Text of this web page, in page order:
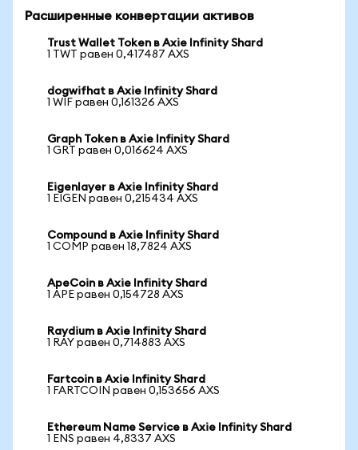
Расширенные конвертации активов
Trust Wallet Token в Axie Infinity Shard
1 TWT равен 0,417487 AXS
dogwifhat в Axie Infinity Shard
1 WIF равен 0,161326 AXS
Graph Token в Axie Infinity Shard
1 GRT равен 0,016624 AXS
Eigenlayer в Axie Infinity Shard
1 EIGEN равен 0,215434 AXS
Compound в Axie Infinity Shard
1 COMP равен 18,7824 AXS
ApeCoin в Axie Infinity Shard
1 APE равен 0,154728 AXS
Raydium в Axie Infinity Shard
1 RAY равен 0,714883 AXS
Fartcoin в Axie Infinity Shard
1 FARTCOIN равен 0,153656 AXS
Ethereum Name Service в Axie Infinity Shard
1 ENS равен 4,8337 AXS